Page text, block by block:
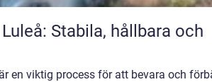
Stabila, hållbara och
en viktig process för att bevara och